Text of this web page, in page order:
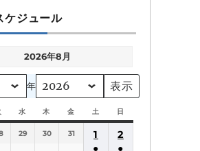
ケジュール
2026年8月
年
曜
日
水
曜
日
木
曜
日
金
曜
土
曜
日
曜
29 30 31
1
2